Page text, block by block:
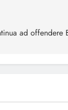
ad offendere